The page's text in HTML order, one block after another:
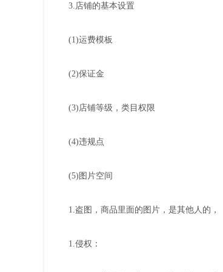
3.店铺的基本设置
(1)运费模板
(2)保证金
(3)店铺等级，类目权限
(4)违规点
(5)图片空间
1.盗图，商品里面的图片，是其他人的，
1.侵权：